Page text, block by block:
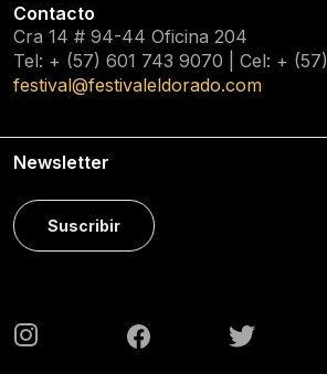
Contacto
Cra 14 # 94-44 Oficina 204
Tel: + (57) 601 743 9070 | Cel: + (57)
festival@festivaleldorado.com
Newsletter
Suscribir